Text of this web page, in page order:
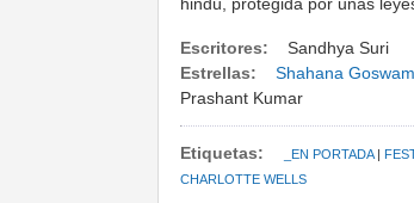
hindú, protegida por unas
Escritores:
Sandhya Suri
Estrellas:
Shahana
Prashant Kumar
Etiquetas: _EN PORTADA|
CHARLOTTE WELLS